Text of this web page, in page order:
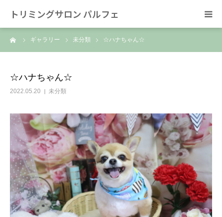
トリミングサロン パルフェ
ギャラリー 未分類 ☆ハナちゃん☆
☆ハナちゃん☆
2022.05.20 未分類
HOME
スタッフ
SNS/リンク